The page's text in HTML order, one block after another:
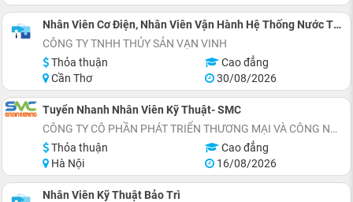
Nhân Viên Cơ Điện, Nhân Viên Vận Hành Hệ Thống Nước Thải
CÔNG TY TNHH THỦY SẢN VẠN VINH
Thỏa thuận
Cao đẳng
Cần Thơ
30/08/2026
Tuyển Nhanh Nhân Viên Kỹ Thuật- SMC
CÔNG TY CÔ PHẦN PHÁT TRIỂN THƯƠNG MẠI VÀ CÔNG NGHỆ SMC ENGINEERING
Thỏa thuận
Cao đẳng
Hà Nội
16/08/2026
Nhân Viên Kỹ Thuật Bảo Trì